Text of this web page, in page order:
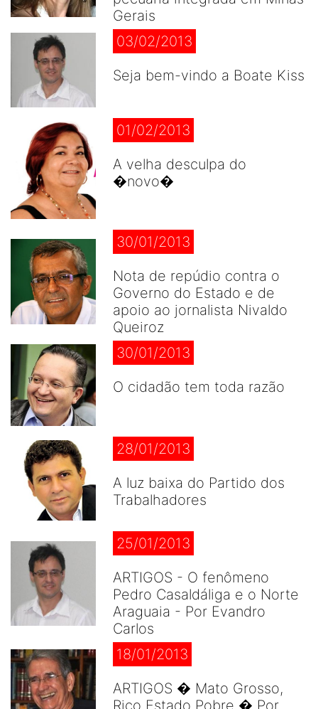
Gerais
03/02/2013
Seja bem-vindo a Boate Kiss
01/02/2013
A velha desculpa do
�novo�
30/01/2013
Nota de repúdio contra o
Governo do Estado e de
apoio ao jornalista Nivaldo
Queiroz
30/01/2013
O cidadão tem toda razão
28/01/2013
A luz baixa do Partido dos
Trabalhadores
25/01/2013
ARTIGOS - O fenômeno
Pedro Casaldáliga e o Norte
Araguaia - Por Evandro
Carlos
18/01/2013
ARTIGOS � Mato Grosso,